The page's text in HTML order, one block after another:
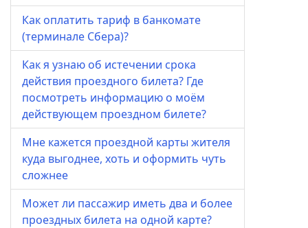
Как оплатить тариф в банкомате
(терминале Сбера)?
Как я узнаю об истечении срока
действия проездного билета? Где
посмотреть информацию о моём
действующем проездном билете?
Мне кажется проездной карты жителя
куда выгоднее, хоть и оформить чуть
сложнее
Может ли пассажир иметь два и более
проездных билета на одной карте?